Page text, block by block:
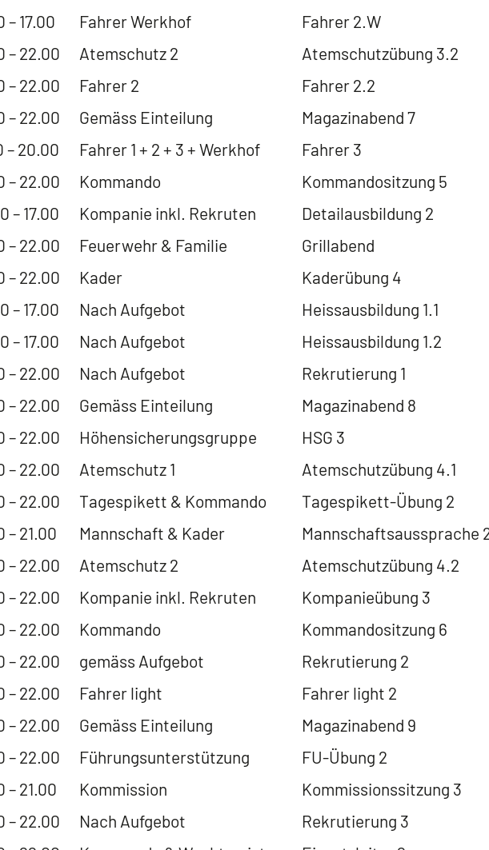
– 17.00 Fahrer Werkhof
Fahrer 2.W
– 22.00 Atemschutz 2
Atemschutzübung 3.2
– 22.00 Fahrer 2
Fahrer 2.2
– 22.00 Gemäss Einteilung
Magazinabend 7
– 20.00 Fahrer 1 + 2 + 3 + Werkhof
Fahrer 3
– 22.00 Kommando
Kommandositzung 5
– 17.00 Kompanie inkl. Rekruten
Detailausbildung 2
– 22.00 Feuerwehr & Familie
Grillabend
– 22.00 Kader
Kaderübung 4
– 17.00 Nach Aufgebot
Heissausbildung 1.1
– 17.00 Nach Aufgebot
Heissausbildung 1.2
– 22.00 Nach Aufgebot
Rekrutierung 1
– 22.00 Gemäss Einteilung
Magazinabend 8
– 22.00 Höhensicherungsgruppe
HSG 3
– 22.00 Atemschutz 1
Atemschutzübung 4.1
– 22.00 Tagespikett & Kommando
Tagespikett-Übung 2
– 21.00 Mannschaft & Kader
Mannschaftsaussprache
– 22.00 Atemschutz 2
Atemschutzübung 4.2
– 22.00 Kompanie inkl. Rekruten
Kompanieübung 3
– 22.00 Kommando
Kommandositzung 6
– 22.00 gemäss Aufgebot
Rekrutierung 2
– 22.00 Fahrer light
Fahrer light 2
– 22.00 Gemäss Einteilung
Magazinabend 9
– 22.00 Führungsunterstützung
FU-Übung 2
– 21.00 Kommission
Kommissionssitzung 3
– 22.00 Nach Aufgebot
Rekrutierung 3